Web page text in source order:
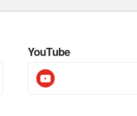
YouTube
youtube